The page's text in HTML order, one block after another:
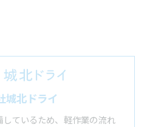
城北ドライ
ているため、軽作業の流れ